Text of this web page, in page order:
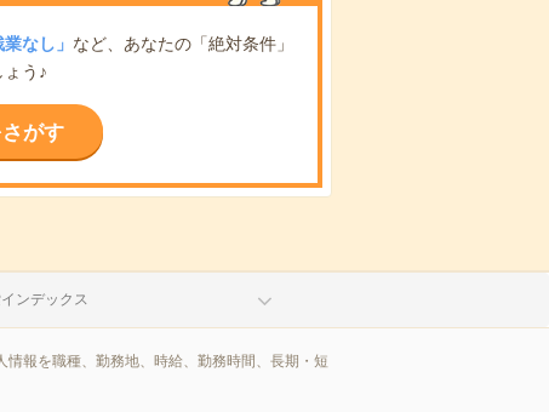
なし」 など、あなたの「絶対条件」
う♪
がす
ンデックス
報を職種、勤務地、時給、勤務時間、長期・短